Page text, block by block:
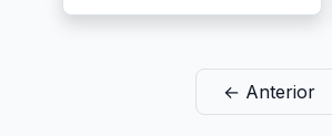
← Anterior